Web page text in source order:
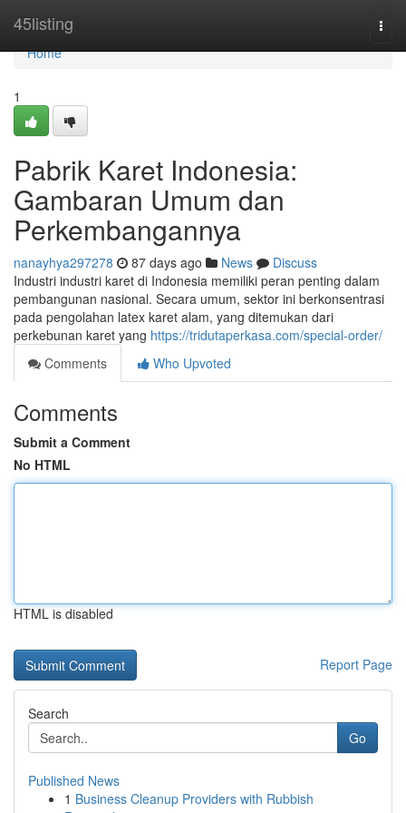
45listing
Home
Home
1
Pabrik Karet Indonesia:
Gambaran Umum dan
Perkembangannya
nanayhya297278 87 days ago News
Discuss
Industri industri karet di Indonesia memiliki peran penting dalam
pembangunan nasional. Secara umum, sektor ini berkonsentrasi
pada pengolahan latex karet alam, yang ditemukan dari
perkebunan karet yang https://tridutaperkasa.com/special-order/
Comments
Who Upvoted
Comments
Submit a Comment
No HTML
HTML is disabled
Report Page
Search
Go
Published News
1 Business Cleanup Providers with Rubbish